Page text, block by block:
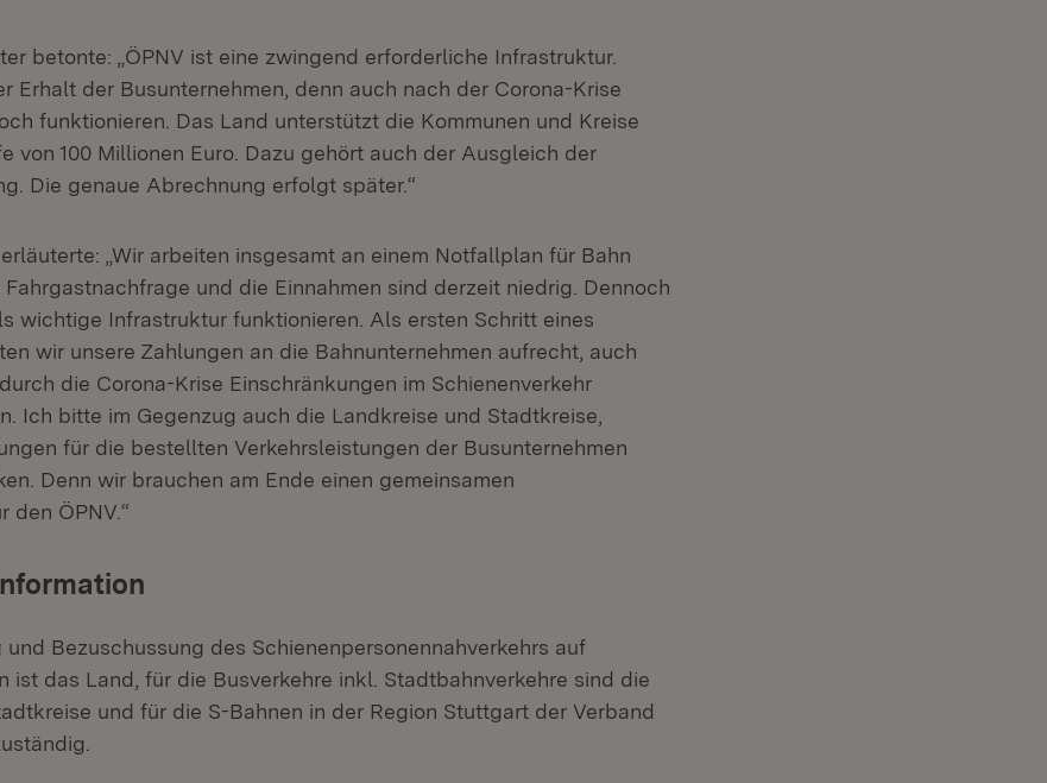
betonte: „ÖPNV ist eine zwingend erforderliche Infrastruktur.
Erhalt der Busunternehmen, denn auch nach der Corona-Krise
funktionieren. Das Land unterstützt die Kommunen und Kreise
von 100 Millionen Euro. Dazu gehört auch der Ausgleich der
Die genaue Abrechnung erfolgt später.“
„Wir arbeiten insgesamt an einem Notfallplan für Bahn
und die Einnahmen sind derzeit niedrig. Dennoch
wichtige Infrastruktur funktionieren. Als ersten Schritt eines
wir unsere Zahlungen an die Bahnunternehmen aufrecht, auch
die Corona-Krise Einschränkungen im Schienenverkehr
Ich bitte im Gegenzug auch die Landkreise und Stadtkreise,
für die bestellten Verkehrsleistungen der Busunternehmen
Denn wir brauchen am Ende einen gemeinsamen
den ÖPNV.“
Bezuschussung des Schienenpersonennahverkehrs auf
ist das Land, für die Busverkehre inkl. Stadtbahnverkehre sind die
und für die S-Bahnen in der Region Stuttgart der Verband